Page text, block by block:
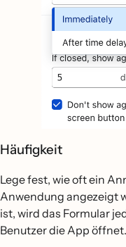
Häufigkeit
Lege fest, wie oft ein
Anwendung angezeigt
ist, wird das Formular
Benutzer die App öffnet.